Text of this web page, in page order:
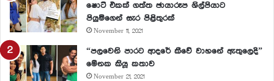
ෂොට් එකක් ගත්ත ඡායාරූප ශිල්පියාට
පියුමිගෙන් සැර පිළිතුරක්
November 11, 2021
“පලවෙනි පාරට ආදරේ කීවේ වාහනේ ඇතුලෙදි”
මේනක කියූ කතාව
November 21, 2021